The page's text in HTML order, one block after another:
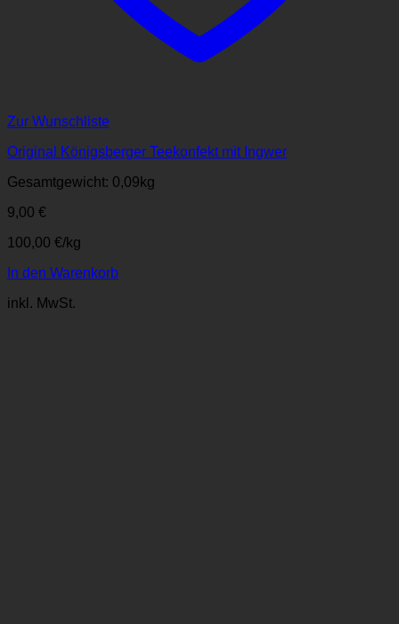
Zur Wunschliste
Original Königsberger Teekonfekt mit Ingwer
Gesamtgewicht: 0,09 kg
9,00 €
100,00 €/kg
In den Warenkorb
inkl. MwSt.